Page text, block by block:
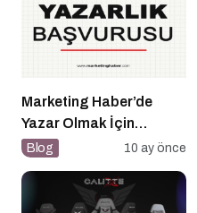
Marketing Haber’de
Yazar Olmak İçin
Yazarlık Başvurusu
Blog 10 ay önce